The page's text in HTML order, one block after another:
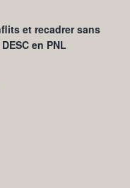
et recadrer sans
en PNL